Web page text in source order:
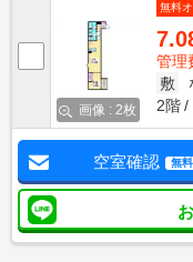
画像 : 2枚
無料
管理
敷
2階
空室確認 無料